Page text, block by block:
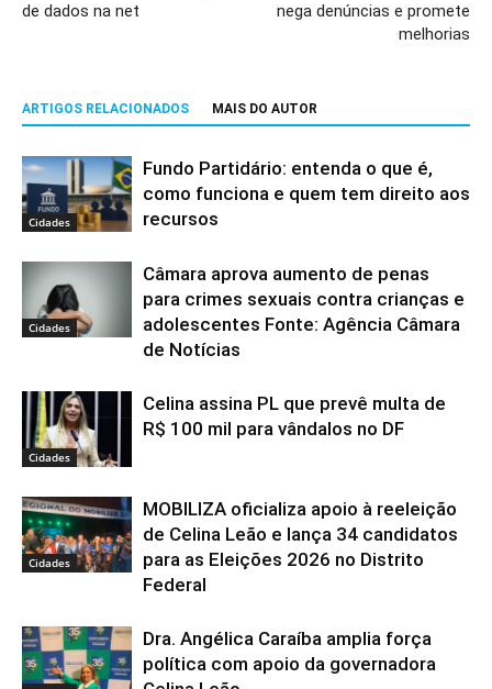
de dados na net
nega denúncias e promete
melhorias
ARTIGOS RELACIONADOS MAIS DO AUTOR
Cidades
Fundo Partidário: entenda o que é,
como funciona e quem tem direito aos
recursos
Cidades
Câmara aprova aumento de penas
para crimes sexuais contra crianças e
adolescentes Fonte: Agência Câmara
de Notícias
Cidades
Celina assina PL que prevê multa de
R$ 100 mil para vândalos no DF
Cidades
MOBILIZA oficializa apoio à reeleição
de Celina Leão e lança 34 candidatos
para as Eleições 2026 no Distrito
Federal
Dra. Angélica Caraíba amplia força
política com apoio da governadora